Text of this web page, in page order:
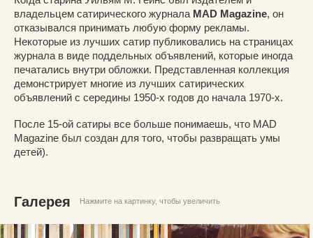
владельцем сатирического журнала MAD Magazine, он
отказывался принимать любую форму рекламы.
Некоторые из лучших сатир публиковались на страницах
журнала в виде поддельных объявлений, которые иногда
печатались внутри обложки. Представленная коллекция
демонстрирует многие из лучших сатирических
объявлений с середины 1950-х годов до начала 1970-х.
После 15-ой сатиры все больше понимаешь, что MAD
Magazine был создан для того, чтобы развращать умы
детей).
Галерея Нажмите на картинку, чтобы увеличить